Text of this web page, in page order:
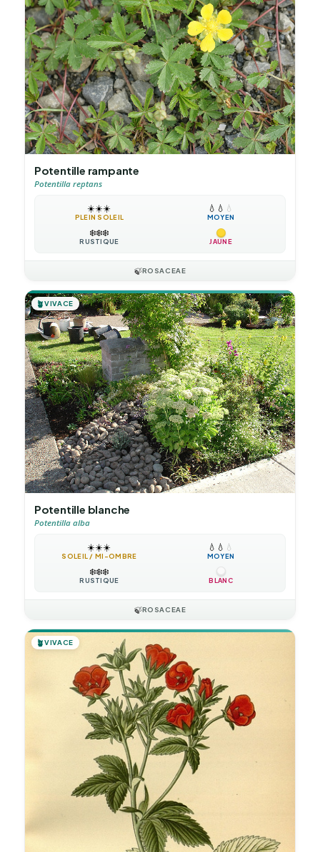
Potentille rampante
Potentilla reptans
☀️☀️☀️
PLEIN SOLEIL
💧 💧 💧
MOYEN
❄️❄️❄️
RUSTIQUE JAUNE
🍃ROSACEAE
🪴VIVACE
Potentille blanche
Potentilla alba
☀️☀️☀️
SOLEIL / MI-OMBRE
💧 💧 💧
MOYEN
❄️❄️❄️
RUSTIQUE BLANC
🍃ROSACEAE
🪴VIVACE